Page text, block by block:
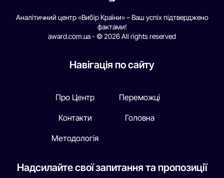
Аналітичний центр «Вибір Країни» – Ваш успіх підтверджено
фактами!
award.com.ua - © 2026 All rights reserved
Навігація по сайту
Про Центр
Контакти
Методологія
Переможці
Головна
Надсилайте свої запитання та пропозиції